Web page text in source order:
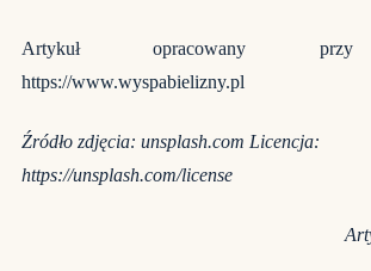
Artykuł opracowany przy
https://www.wyspabielizny.pl
Źródło zdjęcia: unsplash.com Licencja:
https://unsplash.com/license